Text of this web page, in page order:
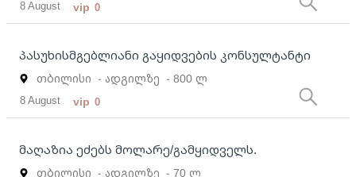
8 August vip 0
პასუხისმგებლიანი გაყიდვების კონსულტანტი
თბილისი - ადგილზე - 800 ლ
8 August vip 0
მაღაზია ეძებს მოლარე/გამყიდველს.
თბილისი - ადგილზე - 70 ლ